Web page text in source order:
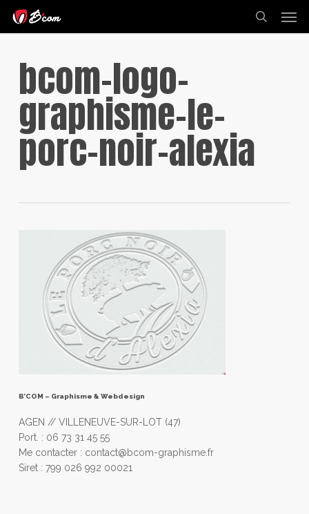
search
bcom-logo-
graphisme-le-
porc-noir-alexia
B’COM – Graphisme & Webdesign
AGEN // VILLENEUVE-SUR-LOT (47)
Port. : 06 73 31 45 55
Me contacter : contact@bcom-graphisme.fr
Siret : 799 026 992 00021